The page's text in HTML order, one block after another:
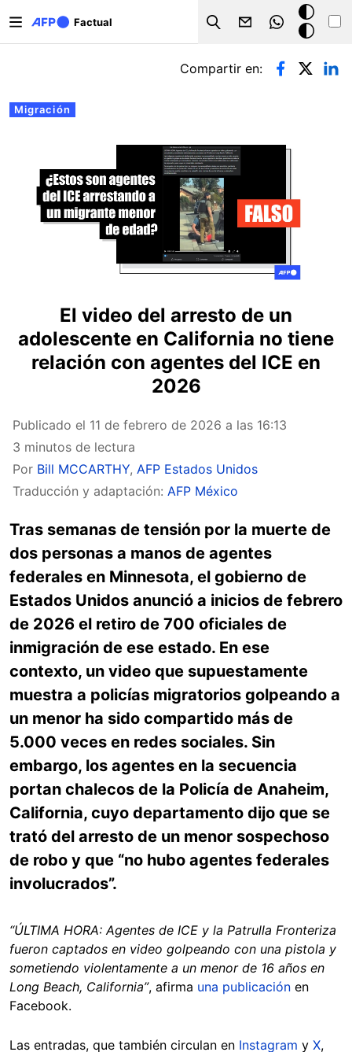
Factual
Search
Modo
oscuro
Solapas principales
Migración
Compartir en:
El video del arresto de un
adolescente en California no tiene
relación con agentes del ICE en
2026
Publicado el 11 de febrero de 2026 a las 16:13
3 minutos de lectura
Por Bill MCCARTHY, AFP Estados Unidos
Traducción y adaptación: AFP México
Tras semanas de tensión por la muerte de
dos personas a manos de agentes
federales en Minnesota, el gobierno de
Estados Unidos anunció a inicios de febrero
de 2026 el retiro de 700 oficiales de
inmigración de ese estado. En ese
contexto, un video que supuestamente
muestra a policías migratorios golpeando a
un menor ha sido compartido más de
5.000 veces en redes sociales. Sin
embargo, los agentes en la secuencia
portan chalecos de la Policía de Anaheim,
California, cuyo departamento dijo que se
trató del arresto de un menor sospechoso
de robo y que “no hubo agentes federales
involucrados”.
“ÚLTIMA HORA: Agentes de ICE y la Patrulla Fronteriza
fueron captados en video golpeando con una pistola y
sometiendo violentamente a un menor de 16 años en
Long Beach, California”, afirma una publicación en
Facebook.
Las entradas, que también circulan en Instagram y X,